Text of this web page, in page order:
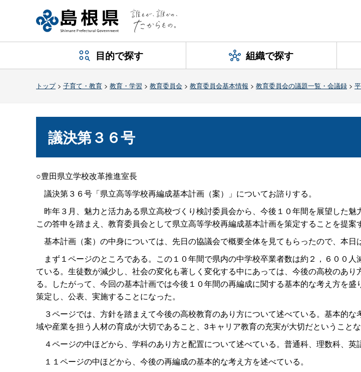
目的で探す 組織で探す
トップ> 子育て・教育 > 教育・学習 > 教育委員会 > 教育委員会基本情報 > 教育委員会の議題一覧・会議録 >
議決第３６号
○豊田県立学校改革推進室長
議決第３６号「県立高等学校再編成基本計画（案）」についてお諮りする。
昨年３月、魅力と活力ある県立高校づくり検討委員会から、今後１０年間を展望した
この答申を踏まえ、教育委員会として県立高等学校再編成基本計画を策定することを提案
基本計画（案）の中身については、先日の協議会で概要全体を見てもらったので、本日
まず１ページのところである。この１０年間で県内の中学校卒業者数は約２，６００
ている。生徒数が減少し、社会の変化も著しく変化する中にあっては、今後の高校のあ
る。したがって、今回の基本計画では今後１０年間の再編成に関する基本的な考え方を
策定し、公表、実施することになった。
３ページでは、方針を踏まえて今後の高校教育のあり方について述べている。基本的
域や産業を担う人材の育成が大切であること、3キャリア教育の充実が大切だということな
４ページの中ほどから、学科のあり方と配置について述べている。普通科、理数科、英
１１ページの中ほどから、今後の再編成の基本的な考え方を述べている。